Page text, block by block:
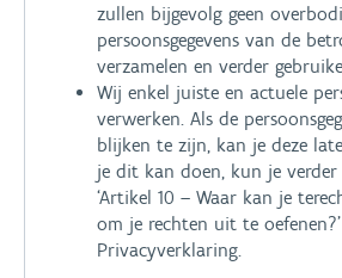
zullen bijgevolg geen
persoonsgegevens van de
verzamelen en verder
Wij enkel juiste en actuele
verwerken. Als de
blijken te zijn, kan je deze
je dit kan doen, kun je verder
‘Artikel 10 – Waar kan je
om je rechten uit te
Privacyverklaring.